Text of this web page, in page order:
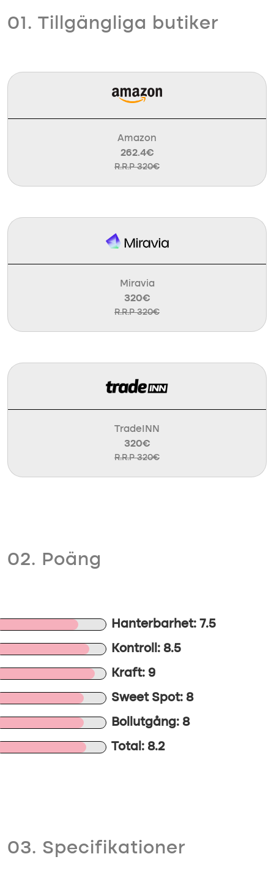
01. Tillgängliga butiker
Amazon
262.4€
R.R.P 320€
Miravia
320€
R.R.P 320€
TradeINN
320€
R.R.P 320€
02. Poäng
Hanterbarhet: 7.5
Kontroll: 8.5
Kraft: 9
Sweet Spot: 8
Bollutgång: 8
Total: 8.2
03. Specifikationer